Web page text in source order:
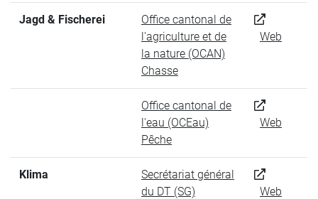
Jagd & Fischerei
Office cantonal de
l'agriculture et de
la nature (OCAN)
Chasse
Web
Office cantonal de
l'eau (OCEau)
Pêche
Web
Klima
Secrétariat général
du DT (SG)
Web